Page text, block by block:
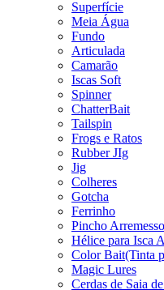
Superfície
Meia Água
Fundo
Articulada
Camarão
Iscas Soft
Spinner
ChatterBait
Tailspin
Frogs e Ratos
Rubber JIg
Jig
Colheres
Gotcha
Ferrinho
Pincho Arremesso
Hélice para Isca
Color Bait(Tinta
Magic Lures
Cerdas de Saia